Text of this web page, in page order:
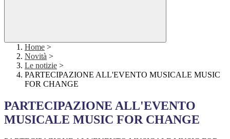
Home >
Novità >
Le notizie >
PARTECIPAZIONE ALL'EVENTO MUSICALE MUSIC
FOR CHANGE
PARTECIPAZIONE ALL'EVENTO
MUSICALE MUSIC FOR CHANGE